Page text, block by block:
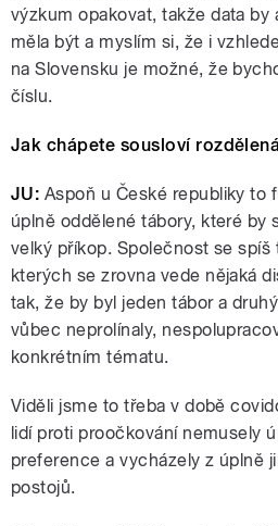
výzkum opakovat, takže data by
měla být a myslím si, že i
na Slovensku je možné, že
číslu.
Jak chápete sousloví
JU: Aspoň u České republiky to
úplně oddělené tábory, které by
velký příkop. Společnost se
kterých se zrovna vede nějaká
tak, že by byl jeden tábor a
vůbec neprolínaly,
konkrétním tématu.
Viděli jsme to třeba v době
lidí proti proočkování nemusely
preference a vycházely z úplně
postojů.